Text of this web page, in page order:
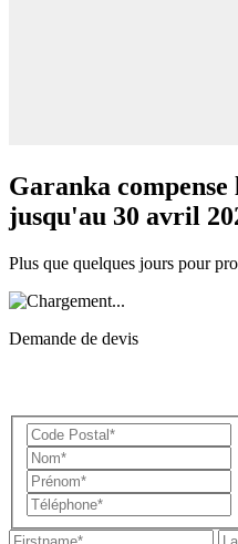
Garanka compense
jusqu'au 30 avril
Plus que quelques jours pour
Demande de devis